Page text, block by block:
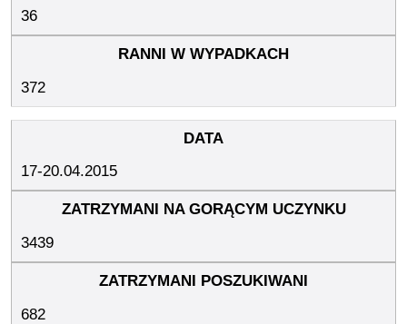
36
372
17-20.04.2015
3439
682